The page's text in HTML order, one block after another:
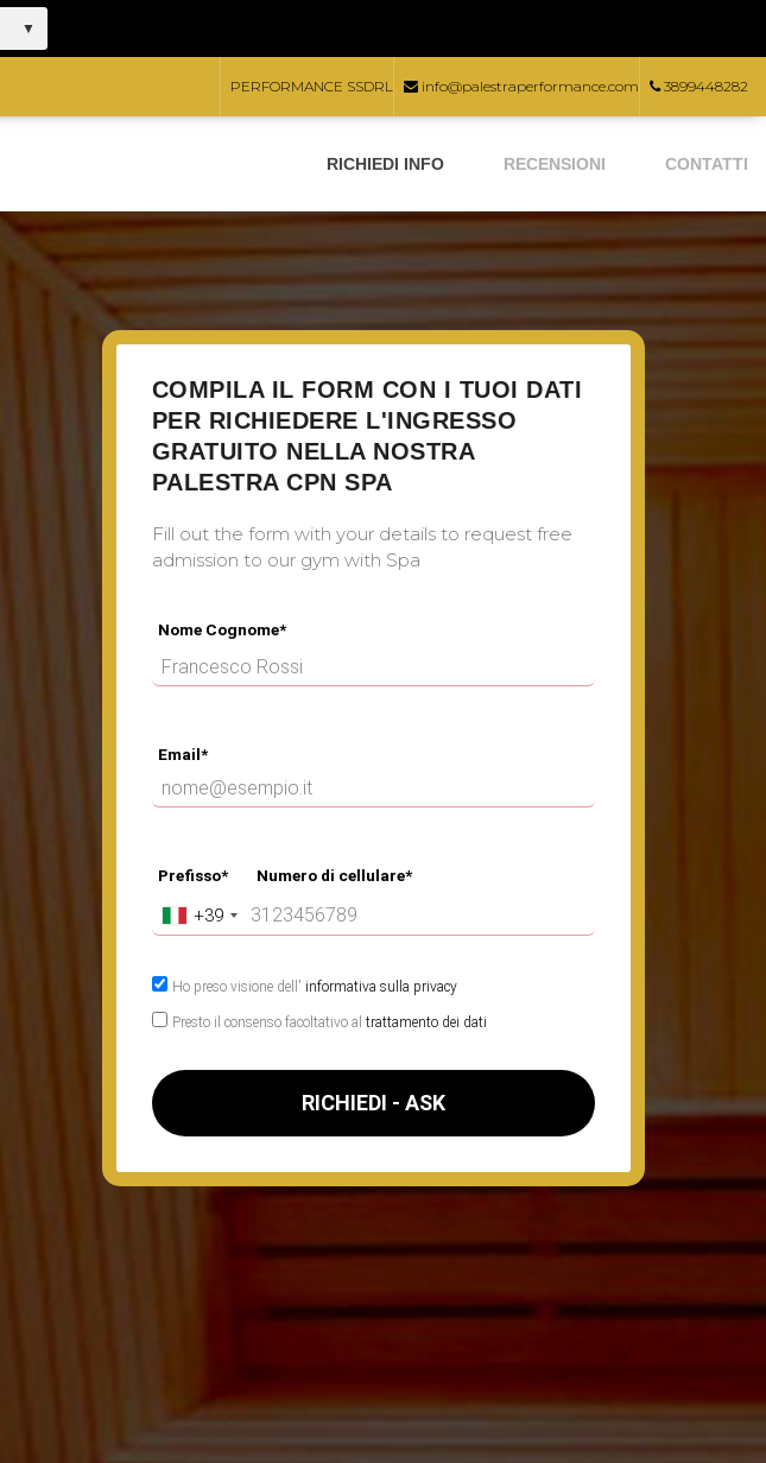
▼
PERFORMANCE SSDRL info@palestraperformance.com 3899448282
RICHIEDI INFO RECENSIONI CONTATTI
COMPILA IL FORM CON I TUOI DATI
PER RICHIEDERE L'INGRESSO
GRATUITO NELLA NOSTRA
PALESTRA CPN SPA
Fill out the form with your details to request free
admission to our gym with Spa
Nome Cognome*
Email*
Prefisso* Numero di cellulare*
+39
Ho preso visione dell' informativa sulla privacy
Presto il consenso facoltativo al trattamento dei dati